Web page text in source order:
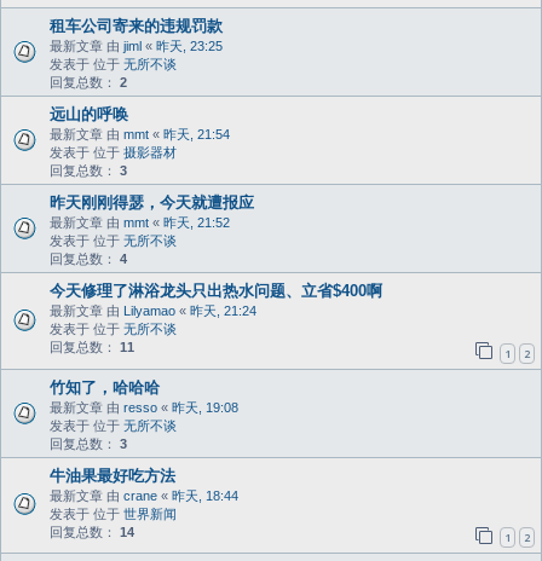
租车公司寄来的违规罚款
最新文章 由 jiml « 昨天, 23:25
发表于 位于 无所不谈
回复总数： 2
远山的呼唤
最新文章 由 mmt « 昨天, 21:54
发表于 位于 摄影器材
回复总数： 3
昨天刚刚得瑟，今天就遭报应
最新文章 由 mmt « 昨天, 21:52
发表于 位于 无所不谈
回复总数： 4
今天修理了淋浴龙头只出热水问题、立省$400啊
最新文章 由 Lilyamao « 昨天, 21:24
发表于 位于 无所不谈
回复总数： 11 1 2
竹知了，哈哈哈
最新文章 由 resso « 昨天, 19:08
发表于 位于 无所不谈
回复总数： 3
牛油果最好吃方法
最新文章 由 crane « 昨天, 18:44
发表于 位于 世界新闻
回复总数： 14 1 2